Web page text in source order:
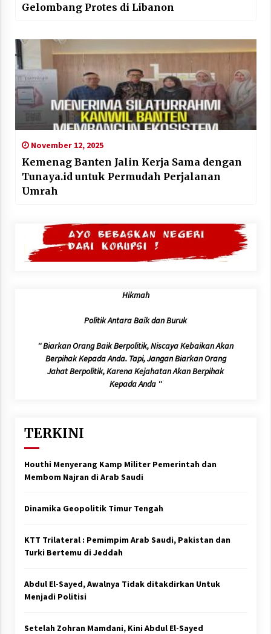
Gelombang Protes di Libanon
November 12, 2025
Kemenag Banten Jalin Kerja Sama dengan
Tunaya.id untuk Permudah Perjalanan
Umrah
Hikmah
Politik Antara Baik dan Buruk
'' Biarkan Orang Baik Berpolitik, Niscaya Kebaikan Akan
Berpihak Kepada Anda. Tapi, Jangan Biarkan Orang
Jahat Berpolitik, Karena Kejahatan Akan Berpihak
Kepada Anda ''
TERKINI
Houthi Menyerang Kamp Militer Pemerintah dan
Membom Najran di Arab Saudi
Dinamika Geopolitik Timur Tengah
KTT Trilateral : Pemimpim Arab Saudi, Pakistan dan
Turki Bertemu di Jeddah
Abdul El-Sayed, Awalnya Tidak ditakdirkan Untuk
Menjadi Politisi
Setelah Zohran Mamdani, Kini Abdul El-Sayed